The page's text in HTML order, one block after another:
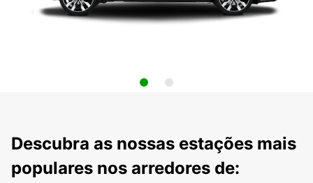
Descubra as nossas estações mais
populares nos arredores de: